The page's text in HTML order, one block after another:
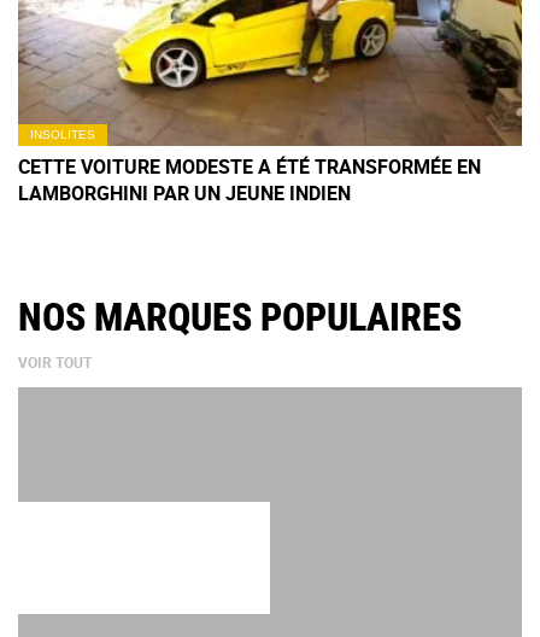
INSOLITES
CETTE VOITURE MODESTE A ÉTÉ TRANSFORMÉE EN
LAMBORGHINI PAR UN JEUNE INDIEN
NOS MARQUES POPULAIRES
VOIR TOUT